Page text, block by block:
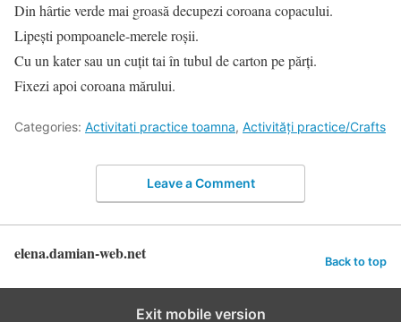
Din hârtie verde mai groasă decupezi coroana copacului.
Lipești pompoanele-merele roșii.
Cu un kater sau un cuțit tai în tubul de carton pe părți.
Fixezi apoi coroana mărului.
Categories: Activitati practice toamna, Activități practice/Crafts
Leave a Comment
elena.damian-web.net Back to top
Exit mobile version